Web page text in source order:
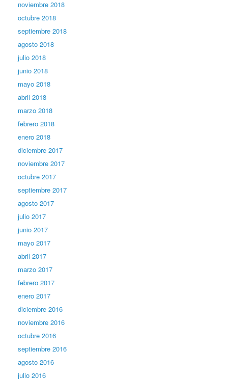
noviembre 2018
octubre 2018
septiembre 2018
agosto 2018
julio 2018
junio 2018
mayo 2018
abril 2018
marzo 2018
febrero 2018
enero 2018
diciembre 2017
noviembre 2017
octubre 2017
septiembre 2017
agosto 2017
julio 2017
junio 2017
mayo 2017
abril 2017
marzo 2017
febrero 2017
enero 2017
diciembre 2016
noviembre 2016
octubre 2016
septiembre 2016
agosto 2016
julio 2016